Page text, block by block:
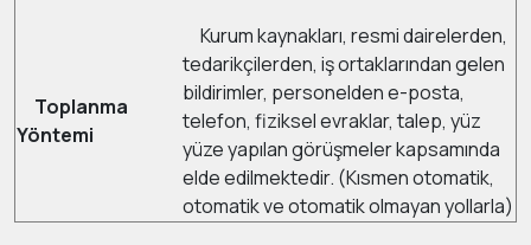
Toplanma
Yöntemi
Kurum kaynakları, resmi dairelerden,
tedarikçilerden, iş ortaklarından gelen
bildirimler, personelden e-posta,
telefon, fiziksel evraklar, talep, yüz
yüze yapılan görüşmeler kapsamında
elde edilmektedir. (Kısmen otomatik,
otomatik ve otomatik olmayan yollarla)